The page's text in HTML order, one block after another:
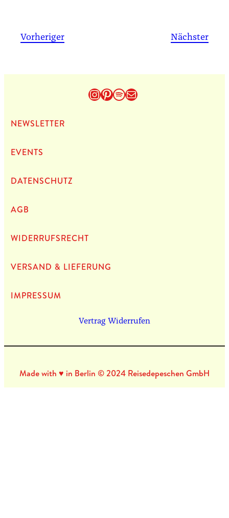
Vorheriger Nächster
Instagram
Pinterest
Spotify
E-Mail
NEWS­LET­TER
EVENTS
DATEN­SCHUTZ
AGB
WIDERRUFSRECHT
VERSAND & LIEFERUNG
IMPRES­SUM
Vertrag Widerrufen
Made with ♥ in Berlin © 2024 Reisedepeschen GmbH